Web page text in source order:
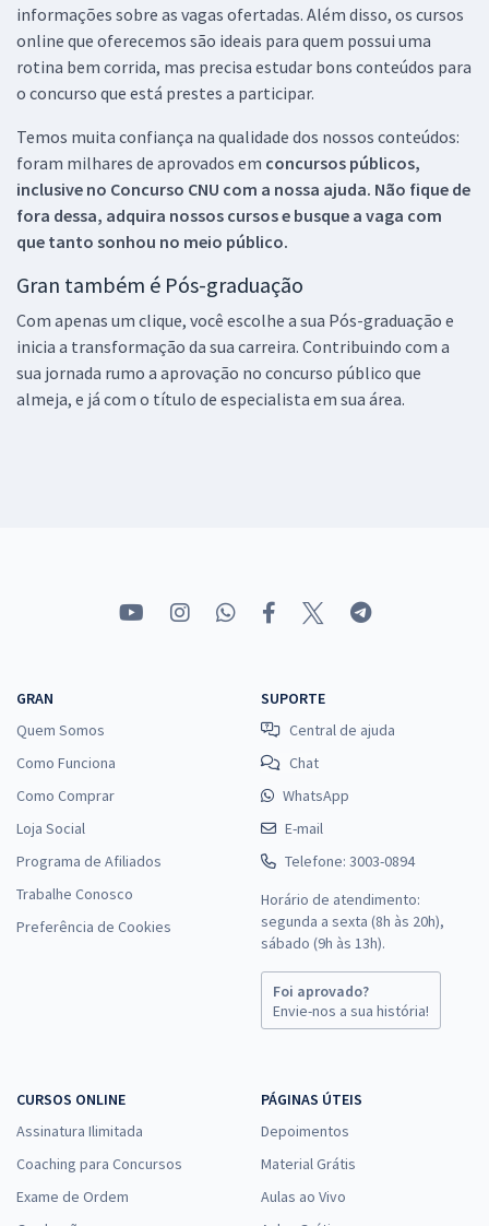
informações sobre as vagas ofertadas. Além disso, os cursos
online que oferecemos são ideais para quem possui uma
rotina bem corrida, mas precisa estudar bons conteúdos para
o concurso que está prestes a participar.
Temos muita confiança na qualidade dos nossos conteúdos:
foram milhares de aprovados em concursos públicos,
inclusive no Concurso CNU com a nossa ajuda. Não fique de
fora dessa, adquira nossos cursos e busque a vaga com
que tanto sonhou no meio público.
Gran também é Pós-graduação
Com apenas um clique, você escolhe a sua Pós-graduação e
inicia a transformação da sua carreira. Contribuindo com a
sua jornada rumo a aprovação no concurso público que
almeja, e já com o título de especialista em sua área.
GRAN
Quem Somos
Como Funciona
Como Comprar
Loja Social
Programa de Afiliados
Trabalhe Conosco
Preferência de Cookies
SUPORTE
Central de ajuda
Chat
WhatsApp
E-mail
Telefone: 3003-0894
Horário de atendimento:
segunda a sexta (8h às 20h),
sábado (9h às 13h).
Foi aprovado?
Envie-nos a sua história!
CURSOS ONLINE
Assinatura Ilimitada
Coaching para Concursos
Exame de Ordem
PÁGINAS ÚTEIS
Depoimentos
Material Grátis
Aulas ao Vivo